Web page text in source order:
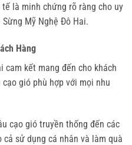
là minh chứng rõ ràng cho uy
Mỹ Nghệ Đô Hai.
Hàng
cam kết mang đến cho khách
gió phù hợp với mọi nhu
cạo gió truyền thống đến các
sử dụng cá nhân và làm quà